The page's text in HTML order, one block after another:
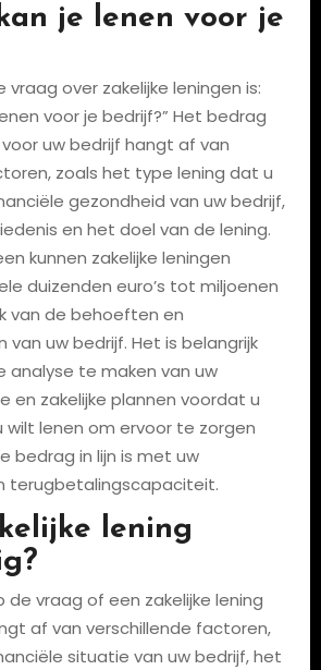
je lenen voor je
vraag over zakelijke leningen is:
voor je bedrijf?” Het bedrag
uw bedrijf hangt af van
zoals het type lening dat u
gezondheid van uw bedrijf,
en het doel van de lening.
kunnen zakelijke leningen
duizenden euro’s tot miljoenen
van de behoeften en
uw bedrijf. Het is belangrijk
analyse te maken van uw
en zakelijke plannen voordat u
wilt lenen om ervoor te zorgen
bedrag in lijn is met uw
terugbetalingscapaciteit.
lening
vraag of een zakelijke lening
af van verschillende factoren,
situatie van uw bedrijf, het